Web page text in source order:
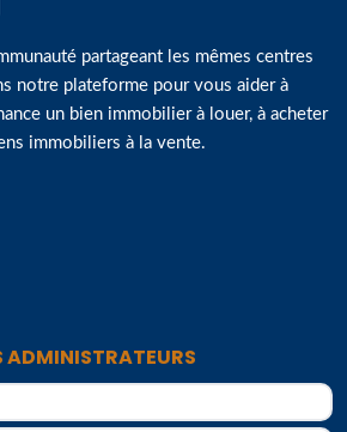
partageant les mêmes centres
notre plateforme pour vous aider à
un bien immobilier à louer, à acheter
immobiliers à la vente.
ADMINISTRATEURS